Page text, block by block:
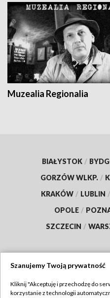
Muzealia Regionalia
BIAŁYSTOK /
GORZÓW WLKP. /
KRAKÓW / LUBLIN /
OPOLE /
SZCZECIN /
Szanujemy Twoją prywatność
Kliknij "Akceptuję i przechodzę do
korzystanie z technologii